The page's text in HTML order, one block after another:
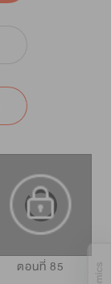
ตอนที่ 85